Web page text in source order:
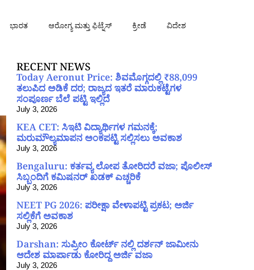
ಭಾರತ ಆರೋಗ್ಯ ಮತ್ತು ಫಿಟ್ನೆಸ್ ಕ್ರೀಡೆ ವಿದೇಶ
RECENT NEWS
Today Aeronut Price: ಶಿವಮೊಗ್ಗದಲ್ಲಿ ₹88,099
ತಲುಪಿದ ಅಡಿಕೆ ದರ; ರಾಜ್ಯದ ಇತರೆ ಮಾರುಕಟ್ಟೆಗಳ
ಸಂಪೂರ್ಣ ಬೆಲೆ ಪಟ್ಟಿ ಇಲ್ಲಿದೆ
July 3, 2026
KEA CET: ಸಿಇಟಿ ವಿದ್ಯಾರ್ಥಿಗಳ ಗಮನಕ್ಕೆ;
ಮರುಮೌಲ್ಯಮಾಪನ ಅಂಕಪಟ್ಟಿ ಸಲ್ಲಿಸಲು ಅವಕಾಶ
July 3, 2026
Bengaluru: ಕರ್ತವ್ಯ ಲೋಪ ತೋರಿದರೆ ವಜಾ; ಪೊಲೀಸ್
ಸಿಬ್ಬಂದಿಗೆ ಕಮಿಷನರ್ ಖಡಕ್ ಎಚ್ಚರಿಕೆ
July 3, 2026
NEET PG 2026: ಪರೀಕ್ಷಾ ವೇಳಾಪಟ್ಟಿ ಪ್ರಕಟ; ಅರ್ಜಿ
ಸಲ್ಲಿಕೆಗೆ ಅವಕಾಶ
July 3, 2026
Darshan: ಸುಪ್ರೀಂ ಕೋರ್ಟ್ ನಲ್ಲಿ ದರ್ಶನ್ ಜಾಮೀನು
ಆದೇಶ ಮಾರ್ಪಾಡು ಕೋರಿದ್ದ ಅರ್ಜಿ ವಜಾ
July 3, 2026